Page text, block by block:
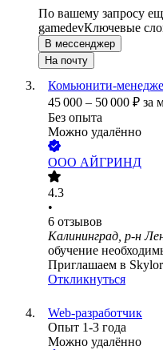
По вашему запросу
gamedevКлючевые
В мессенджер
На почту
Комьюнити-
45 000 – 50 000 ₽ за
Без опыта
Можно удалённо
ООО АЙГРИНД
4.3
•
6 отзывов
Калининград, р-н
обучение
Приглашаем в
Откликнуться
Web-разработчик
Опыт 1-3 года
Можно удалённо